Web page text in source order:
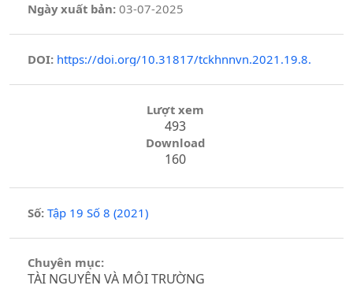
Ngày xuất bản: 03-07-2025
DOI: https://doi.org/10.31817/tckhnnvn.2021.19.8.
Lượt xem
493
Download
160
Số: Tập 19 Số 8 (2021)
Chuyên mục:
TÀI NGUYÊN VÀ MÔI TRƯỜNG